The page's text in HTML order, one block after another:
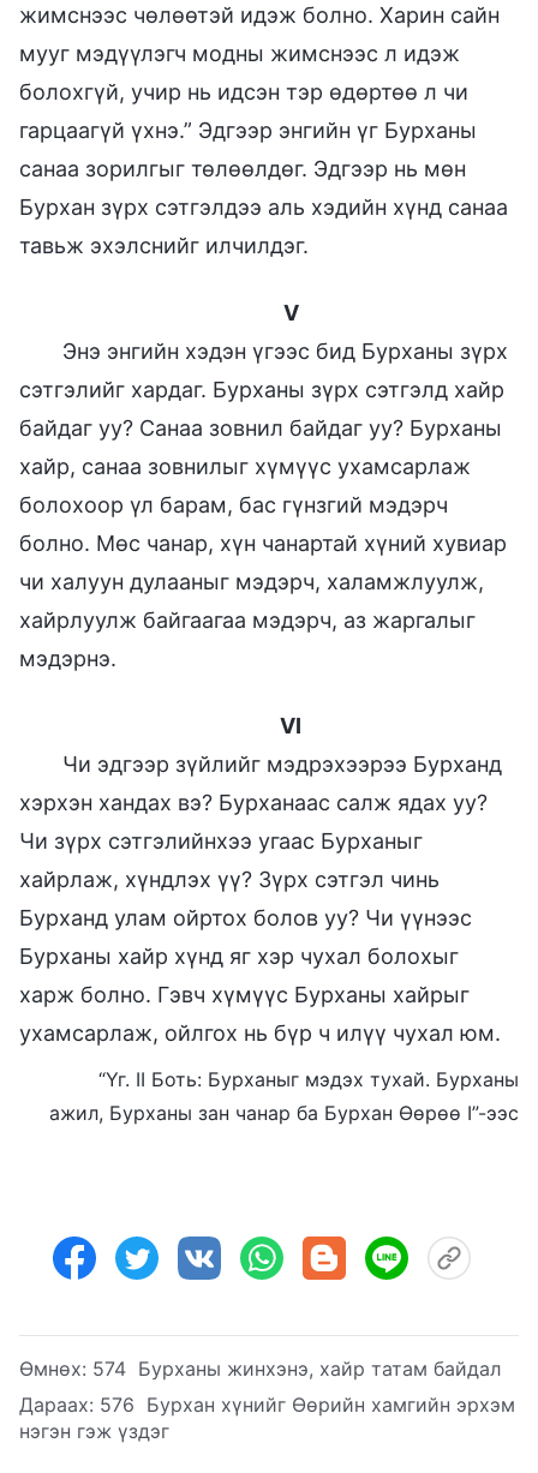
жимснээс чөлөөтэй идэж болно. Харин сайн
мууг мэдүүлэгч модны жимснээс л идэж
болохгүй, учир нь идсэн тэр өдөртөө л чи
гарцаагүй үхнэ.” Эдгээр энгийн үг Бурханы
санаа зорилгыг төлөөлдөг. Эдгээр нь мөн
Бурхан зүрх сэтгэлдээ аль хэдийн хүнд санаа
тавьж эхэлснийг илчилдэг.
V
Энэ энгийн хэдэн үгээс бид Бурханы зүрх
сэтгэлийг хардаг. Бурханы зүрх сэтгэлд хайр
байдаг уу? Санаа зовнил байдаг уу? Бурханы
хайр, санаа зовнилыг хүмүүс ухамсарлаж
болохоор үл барам, бас гүнзгий мэдэрч
болно. Мөс чанар, хүн чанартай хүний хувиар
чи халуун дулааныг мэдэрч, халамжлуулж,
хайрлуулж байгаагаа мэдэрч, аз жаргалыг
мэдэрнэ.
VI
Чи эдгээр зүйлийг мэдрэхээрээ Бурханд
хэрхэн хандах вэ? Бурханаас салж ядах уу?
Чи зүрх сэтгэлийнхээ угаас Бурханыг
хайрлаж, хүндлэх үү? Зүрх сэтгэл чинь
Бурханд улам ойртох болов уу? Чи үүнээс
Бурханы хайр хүнд яг хэр чухал болохыг
харж болно. Гэвч хүмүүс Бурханы хайрыг
ухамсарлаж, ойлгох нь бүр ч илүү чухал юм.
“Үг. II Боть: Бурханыг мэдэх тухай. Бурханы
ажил, Бурханы зан чанар ба Бурхан Өөрөө I”-ээс
Өмнөх: 574 Бурханы жинхэнэ, хайр татам байдал
Дараах: 576 Бурхан хүнийг Өөрийн хамгийн эрхэм
нэгэн гэж үздэг